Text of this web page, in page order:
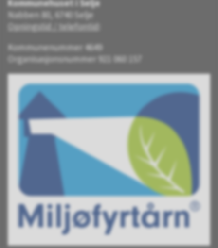
Kommunehuset i Selje
Nabben 80, 6740 Selje
Opningstid / telefontid
Kommunenummer 4649
Organisasjonsnummer 921 060 157